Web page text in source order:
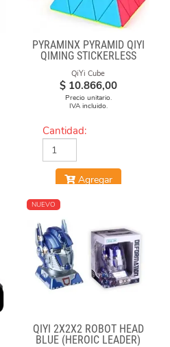
PYRAMINX PYRAMID QIYI
QIMING STICKERLESS
QiYi Cube
$ 10.866,00
Precio unitario.
IVA incluido.
Cantidad:
Agregar
NUEVO
QIYI 2X2X2 ROBOT HEAD
BLUE (HEROIC LEADER)